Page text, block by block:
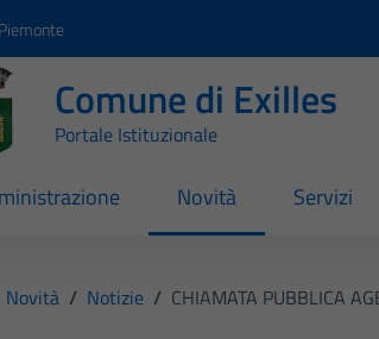
Comune di Exilles
Portale Istituzionale
Novità Servizi
Novità / Notizie / CHIAMATA PUBBLICA